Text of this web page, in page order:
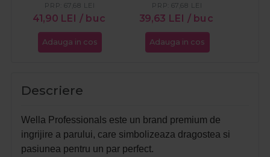
blond albastrui
perlat 60ml
41,90 LEI / buc
PRP:67,68 LEI
Adauga in cos
blond 60ml
39,63 LEI / buc
PRP:67,68 LEI
Adauga in cos
Descriere
Wella Professionals este un brand premium de
ingrijire a parului, care simbolizeaza dragostea si
pasiunea pentru un par perfect.